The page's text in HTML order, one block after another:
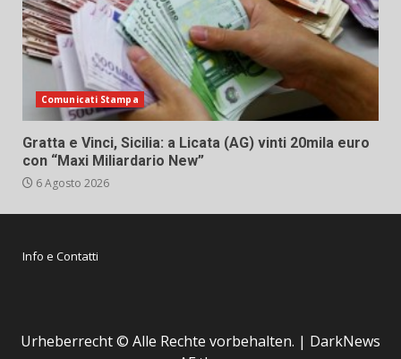
Comunicati Stampa
Gratta e Vinci, Sicilia: a Licata (AG) vinti 20mila euro
con “Maxi Miliardario New”
6 Agosto 2026
Info e Contatti
Urheberrecht © Alle Rechte vorbehalten. | DarkNews